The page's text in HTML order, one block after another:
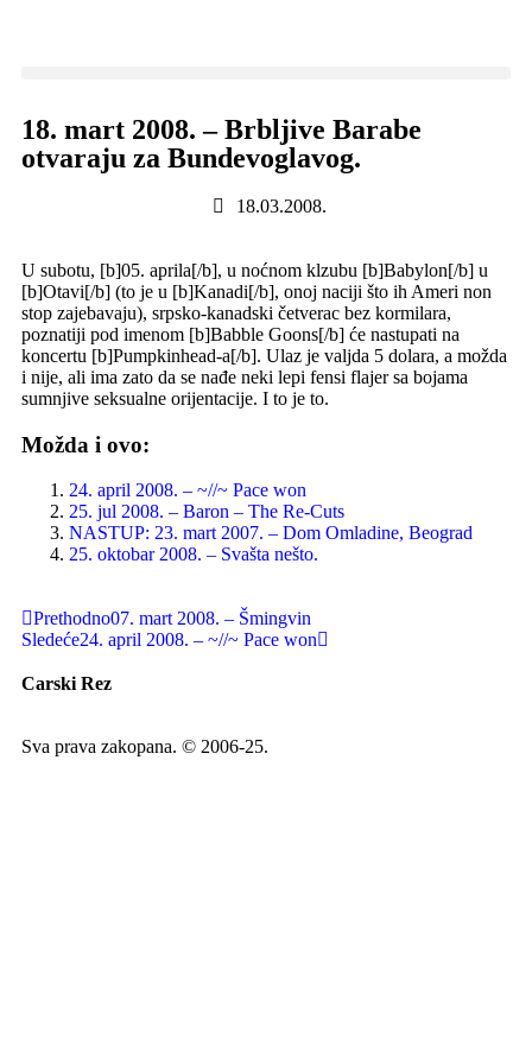
18. mart 2008. – Brbljive Barabe
otvaraju za Bundevoglavog.
18.03.2008.
U subotu, [b]05. aprila[/b], u noćnom klzubu [b]Babylon[/b] u
[b]Otavi[/b] (to je u [b]Kanadi[/b], onoj naciji što ih Ameri non
stop zajebavaju), srpsko-kanadski četverac bez kormilara,
poznatiji pod imenom [b]Babble Goons[/b] će nastupati na
koncertu [b]Pumpkinhead-a[/b]. Ulaz je valjda 5 dolara, a možda
i nije, ali ima zato da se nađe neki lepi fensi flajer sa bojama
sumnjive seksualne orijentacije. I to je to.
Možda i ovo:
24. april 2008. – ~//~ Pace won
25. jul 2008. – Baron – The Re-Cuts
NASTUP: 23. mart 2007. – Dom Omladine, Beograd
25. oktobar 2008. – Svašta nešto.
Prethodno07. mart 2008. – Šmingvin
Sledeće24. april 2008. – ~//~ Pace won
Carski Rez
Sva prava zakopana. © 2006-25.